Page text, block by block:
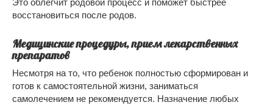
Это облегчит родовой процесс и поможет быстрее
восстановиться после родов.
Медицинские процедуры, прием лекарственных
препаратов
Несмотря на то, что ребенок полностью сформирован и
готов к самостоятельной жизни, заниматься
самолечением не рекомендуется. Назначение любых